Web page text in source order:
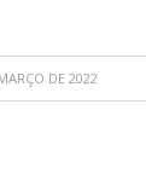
DE 2022